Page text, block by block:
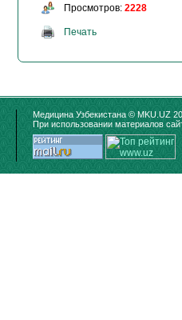
Просмотров: 2228
Печать
Медицина Узбекистана © MKU.UZ
При использовании материалов